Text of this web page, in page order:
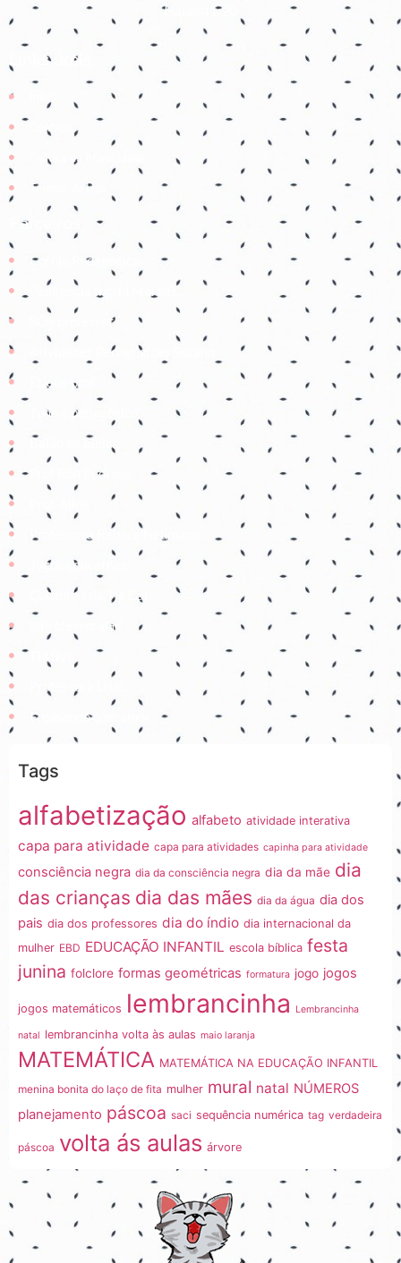
Isaías 41:20
Links úteis
Contato
Política de Privacidade
Termos de Uso
Parceiros
Coruja Pedagogica
Pedagogia Ingrid Moraes
SOS professor
Atividades Pedagógicas Suzano
Etiene prof
Tudo é pedagógico
Balão de Ideias
Prof Roh Pedroso
Professora Rebeca Neumann
Jogos educativos
Coisinhas da Tia Cal
@ProfessoraGii
Professora Lisiê
Ensinando com amor
Tags
alfabetização alfabeto atividade interativa
capa para atividade capa para atividades capinha para atividade
consciência negra dia da consciência negra dia da mãe dia
das crianças dia das mães dia da água dia dos
pais dia dos professores dia do índio dia internacional da
mulher EBD EDUCAÇÃO INFANTIL escola bíblica festa
junina folclore formas geométricas formatura jogo jogos
jogos matemáticos lembrancinha Lembrancinha
natal lembrancinha volta às aulas maio laranja
MATEMÁTICA MATEMÁTICA NA EDUCAÇÃO INFANTIL
menina bonita do laço de fita mulher mural natal NÚMEROS
planejamento páscoa saci sequência numérica tag verdadeira
páscoa volta ás aulas árvore